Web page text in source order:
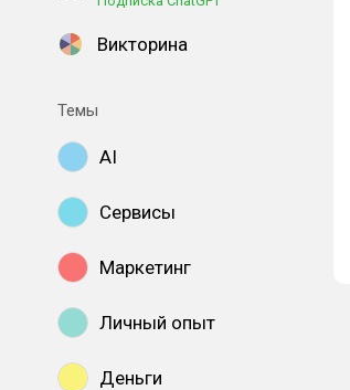
Викторина
Темы
AI
Сервисы
Маркетинг
Личный опыт
Деньги